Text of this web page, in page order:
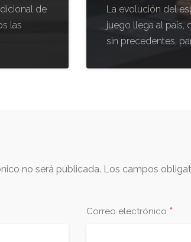
de
las
La evolución del
juego llega al país,
sin precedentes,
no será publicada. Los campos
Correo electrónico *